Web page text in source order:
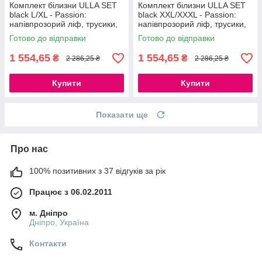
Комплект білизни ULLA SET
black L/XL - Passion:
напівпрозорий ліф, трусики,
пояс 777Store.com.ua
Готово до відправки
1 554,65 ₴ 2 286,25 ₴
Купити
Комплект білизни ULLA SET
black XXL/XXXL - Passion:
напівпрозорий ліф, трусики,
пояс 777Store.com.ua
Готово до відправки
1 554,65 ₴ 2 286,25 ₴
Купити
Показати ще
Про нас
100% позитивних з 37 відгуків за рік
Працює з 06.02.2011
м. Дніпро
Дніпро, Україна
Контакти